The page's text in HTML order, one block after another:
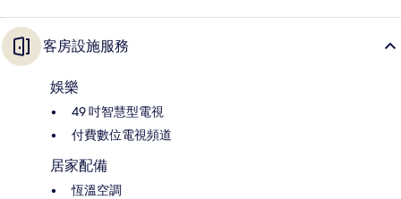
客房設施服務
娛樂
49 吋智慧型電視
付費數位電視頻道
居家配備
恆溫空調